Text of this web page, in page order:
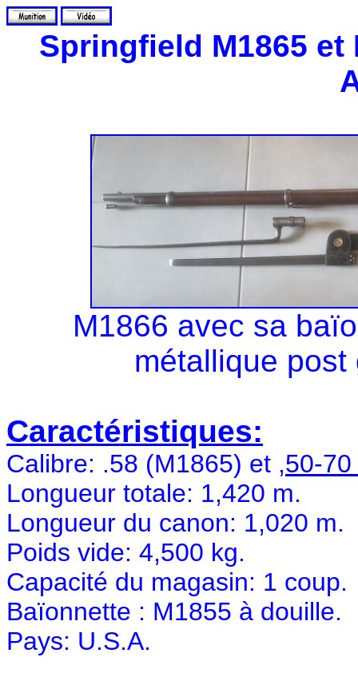
Springfield M1865
M1866 avec sa
métallique
Caractéristiques:
Calibre: .58 (M1865) et ,50-70
Longueur totale: 1,420 m.
Longueur du canon: 1,020 m.
Poids vide: 4,500 kg.
Capacité du magasin: 1 coup.
Baïonnette : M1855 à douille.
Pays: U.S.A.